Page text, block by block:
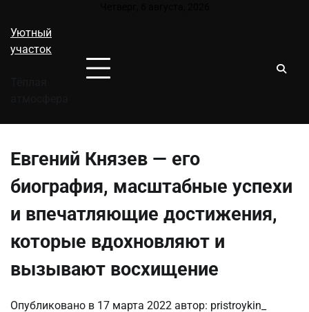
содержимому
Уютный
участок
Евгений Князев — его
биография, масштабные успехи
и впечатляющие достижения,
которые вдохновляют и
вызывают восхищение
Опубликовано в 17 марта 2022 автор: pristroykin_